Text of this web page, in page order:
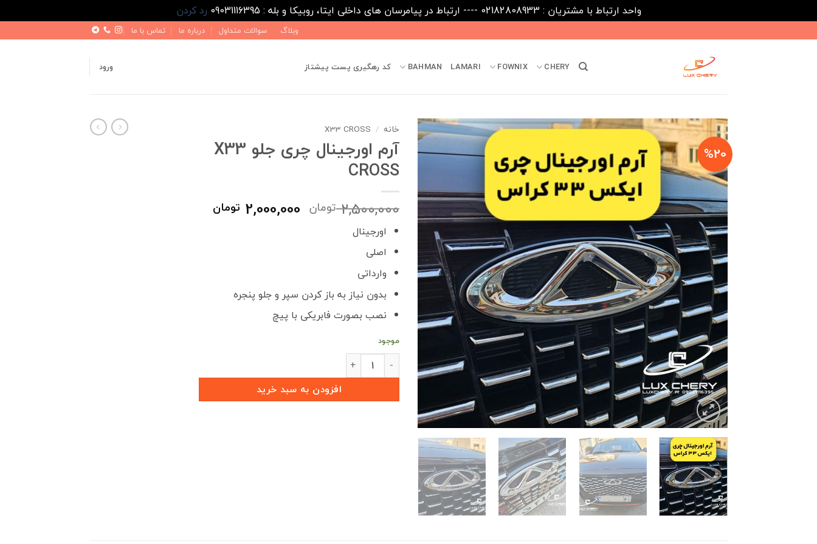
واحد ارتباط با مشتریان : 02182808933 ---- ارتباط در پیامرسان های داخلی ایتا، روبیکا و بله : 09031116395
رد کردن
to
وبلاگ سوالات متداول درباره ما تماس با ما
CHERY
FOWNIX
LAMARI
BAHMAN کد رهگیری پست پیشتاز ورود
%20
خانه /
X33 CROSS
آرم اورجینال چری جلو X33
CROSS
2,500,000 تومان قیمت
اصلی
2,000,000 تومان
اورجینال
اصلی
وارداتی
بدون نیاز به باز کردن سپر و جلو پنجره
نصب بصورت فابریکی با پیچ
موجود
آرم اورجینال چری جلو X33 CROSS عدد
افزودن به سبد خرید